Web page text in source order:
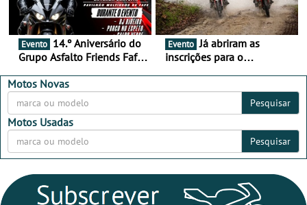
Evento
Grupo Asfalto Friends Fafe,
2026
Evento Já abriram as
inscrições para o
Motos Novas
Pesquisar
Motos Usadas
Pesquisar